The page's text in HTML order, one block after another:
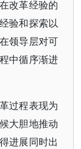
改革经验的
验和探索以
领导层对可
中循序渐进
过程表现为
大胆地推动
进展同时出